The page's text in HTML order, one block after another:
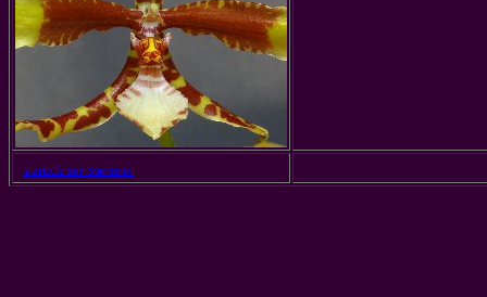
zurück zur Startseite